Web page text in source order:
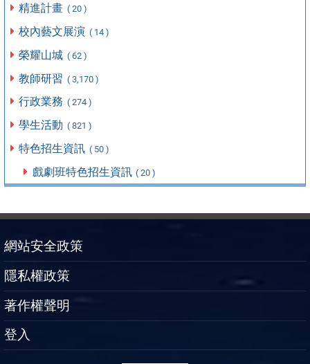
精進計畫 ( 20 )
校內藝文展演 ( 14 )
榮耀山城 ( 62 )
教師研習 ( 3,170 )
行政業務 ( 274 )
學生活動 ( 821 )
特色招生資訊 ( 50 )
戲劇班特色招生資訊 ( 20 )
網站安全政策
隱私權政策
著作權聲明
登入